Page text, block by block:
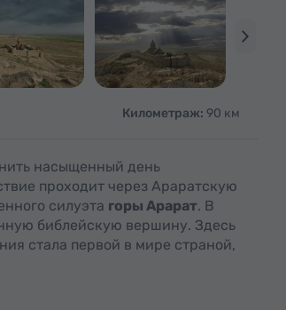
Километраж: 90 км
насыщенный день
проходит через Араратскую
силуэта горы Арарат. В
библейскую вершину. Здесь
стала первой в мире страной,